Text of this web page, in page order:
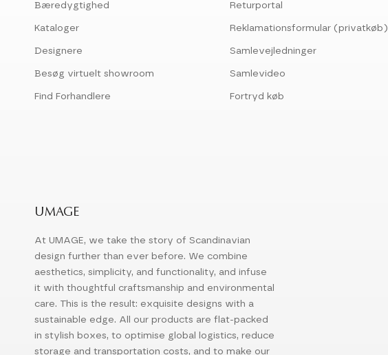
Bæredygtighed
Kataloger
Designere
Besøg virtuelt showroom
Find Forhandlere
Returportal
Reklamationsformular (privatkøb)
Samlevejledninger
Samlevideo
Fortryd køb
UMAGE
At UMAGE, we take the story of Scandinavian
design further than ever before. We combine
aesthetics, simplicity, and functionality, and infuse
it with thoughtful craftsmanship and environmental
care. This is the result: exquisite designs with a
sustainable edge. All our products are flat-packed
in stylish boxes, to optimise global logistics, reduce
storage and transportation costs, and to make our